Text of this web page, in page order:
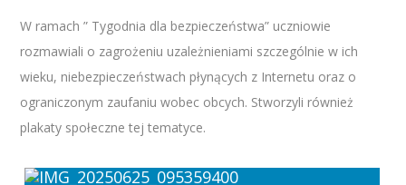
W ramach ” Tygodnia dla bezpieczeństwa” uczniowie
rozmawiali o zagrożeniu uzależnieniami szczególnie w ich
wieku, niebezpieczeństwach płynących z Internetu oraz o
ograniczonym zaufaniu wobec obcych. Stworzyli również
plakaty społeczne tej tematyce.